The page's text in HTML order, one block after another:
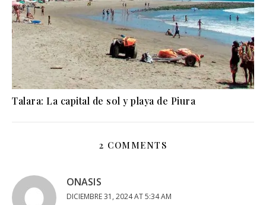
Talara: La capital de sol y playa de Piura
2 COMMENTS
ONASIS
DICIEMBRE 31, 2024 AT 5:34 AM